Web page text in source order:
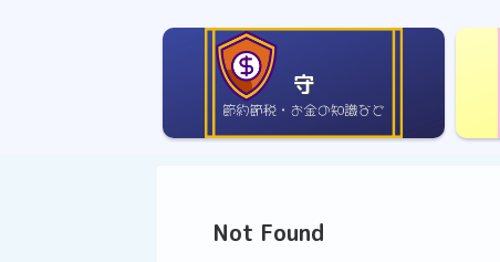
守
Not Found